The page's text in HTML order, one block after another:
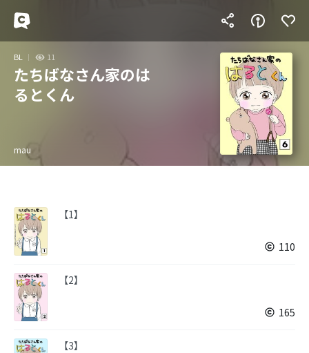
BL 11
たちばなさん家のは
るとくん
mau
【1】
110
【2】
165
【3】